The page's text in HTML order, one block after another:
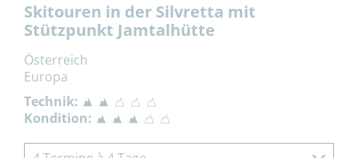
Skitouren in der Silvretta mit
Stützpunkt Jamtalhütte
Österreich
Europa
Technik:
Kondition: